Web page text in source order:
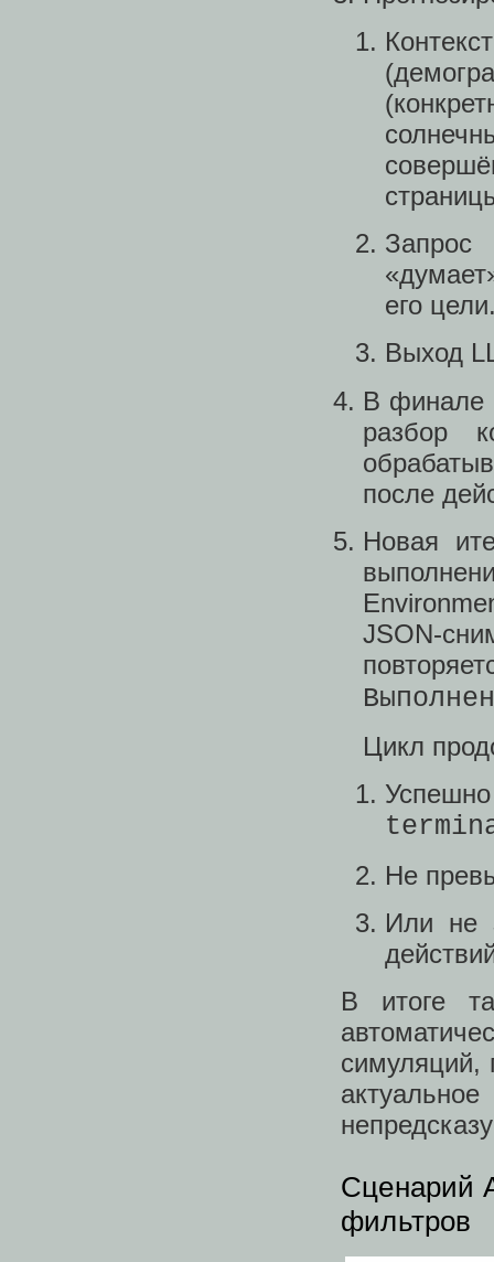
Запрос
его
Выход
В финале
разбор
после
Новая
Цикл
Не
Или не
В итоге
симуляций,
Сценарий
фильтров